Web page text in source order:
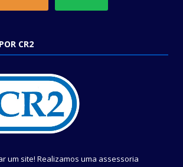
CR2
um site! Realizamos uma assessoria